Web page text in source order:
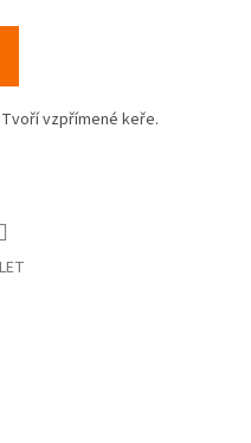
vzpřímené keře.